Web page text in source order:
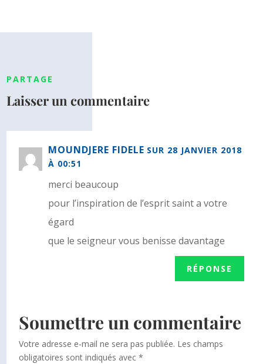
PARTAGE
Laisser un commentaire
MOUNDJERE FIDELE SUR 28 JANVIER 2018
À 00:51
merci beaucoup
pour l’inspiration de l’esprit saint a votre
égard
que le seigneur vous benisse davantage
RÉPONSE
Soumettre un commentaire
Votre adresse e-mail ne sera pas publiée. Les champs
obligatoires sont indiqués avec*